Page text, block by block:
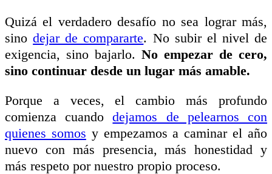
Quizá el verdadero desafío no sea lograr más,
sinodejar de compararte. No subir el nivel de
exigencia, sino bajarlo. No empezar de cero,
sino continuar desde un lugar más amable.
Porque a veces, el cambio más profundo
comienza cuandodejamos de pelearnos con
quienes somos y empezamos a caminar el año
nuevo con más presencia, más honestidad y
más respeto por nuestro propio proceso.